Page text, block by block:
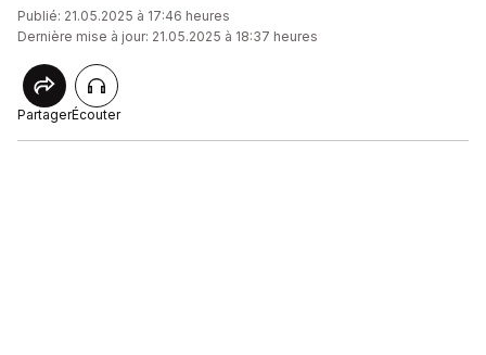
Publié: 21.05.2025 à 17:46 heures
Dernière mise à jour: 21.05.2025 à 18:37 heures
PartagerÉcouter